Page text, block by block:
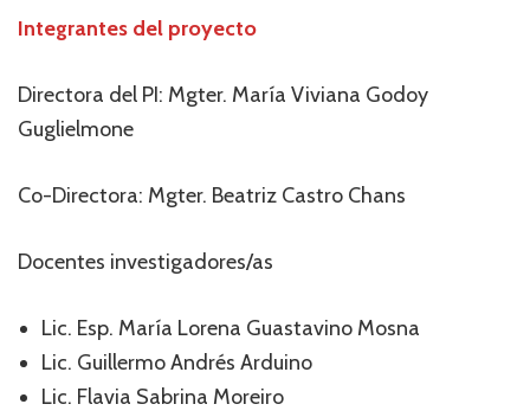
Integrantes del proyecto
Directora del PI: Mgter. María Viviana Godoy
Guglielmone
Co-Directora: Mgter. Beatriz Castro Chans
Docentes investigadores/as
Lic. Esp. María Lorena Guastavino Mosna
Lic. Guillermo Andrés Arduino
Lic. Flavia Sabrina Moreiro